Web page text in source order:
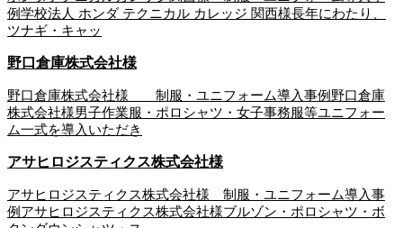
例学校法人 ホンダ テクニカル カレッジ 関西様長年にわたり、
ツナギ・キャッ
野口倉庫株式会社様
野口倉庫株式会社様 制服・ユニフォーム導入事例野口倉庫
株式会社様男子作業服・ポロシャツ・女子事務服等ユニフォー
ム一式を導入いただき
アサヒロジスティクス株式会社様
アサヒロジスティクス株式会社様 制服・ユニフォーム導入事
例アサヒロジスティクス株式会社様ブルゾン・ポロシャツ・ボ